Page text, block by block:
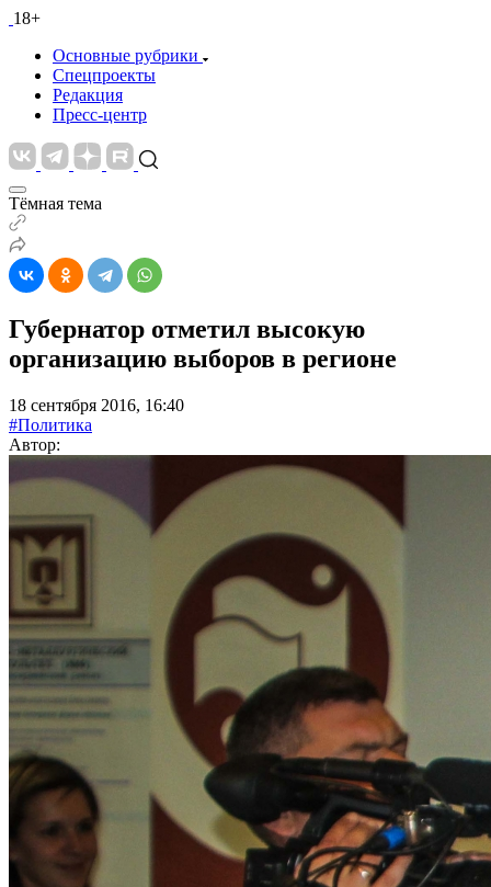
18+
Основные рубрики
Спецпроекты
Редакция
Пресс-центр
Тёмная тема
Губернатор отметил высокую
организацию выборов в регионе
18 сентября 2016, 16:40
#Политика
Автор: